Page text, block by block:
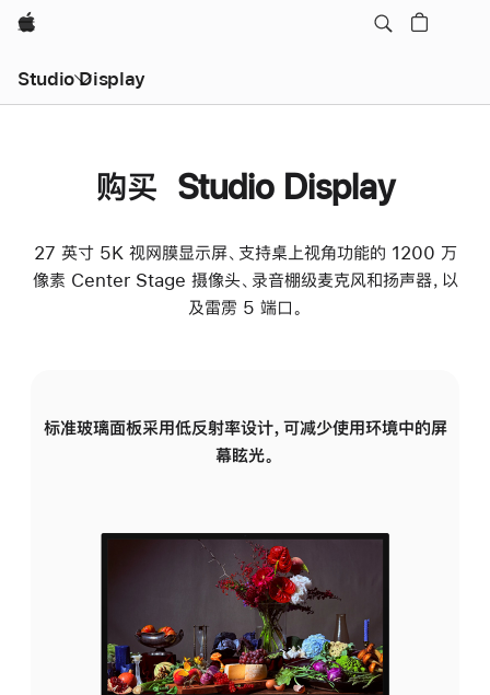
Apple
Studio Display
购买 Studio Display
27 英寸 5K 视网膜显示屏、支持桌上视角功能的 1200 万
像素 Center Stage 摄像头、录音棚级麦克风和扬声器，以
及雷雳 5 端口。
标准玻璃面板采用低反射率设计，可减少使用环境中的屏
幕眩光。